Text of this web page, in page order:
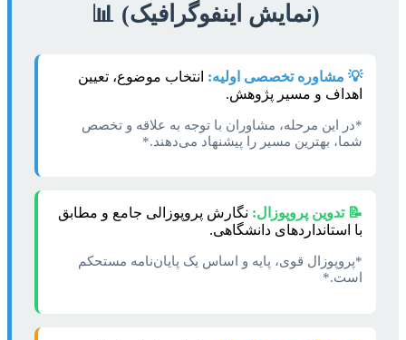
(نمایش اینفوگرافیک) 📊
💡 مشاوره تخصصی اولیه: انتخاب موضوع، تعیین
اهداف و مسیر پژوهش.
*در این مرحله، مشاوران با توجه به علاقه و تخصص
شما، بهترین مسیر را پیشنهاد می‌دهند.*
📝 تدوین پروپوزال: نگارش پروپوزالی جامع و مطابق
با استانداردهای دانشگاهی.
*پروپوزال قوی، پایه و اساس یک پایان‌نامه مستحکم
است.*